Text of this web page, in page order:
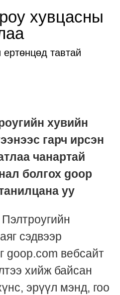
хувцасны
тавтай
хувийн
гарч ирсэн
чанартай
болгох goop
уу
сэдвээр
goop.com вебсайт
хийж байсан
эрүүл мэнд, гоо